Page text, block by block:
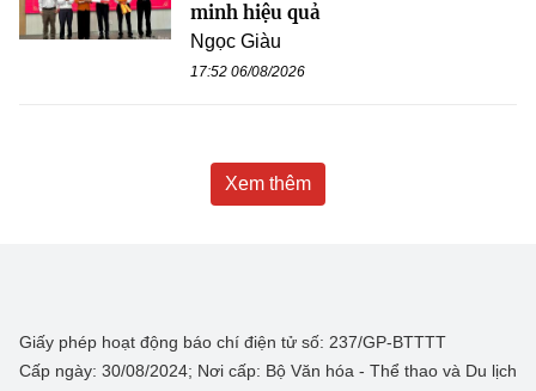
minh hiệu quả
Ngọc Giàu
17:52 06/08/2026
Xem thêm
Giấy phép hoạt động báo chí điện tử số: 237/GP-BTTTT
Cấp ngày: 30/08/2024; Nơi cấp: Bộ Văn hóa - Thể thao và Du lịch